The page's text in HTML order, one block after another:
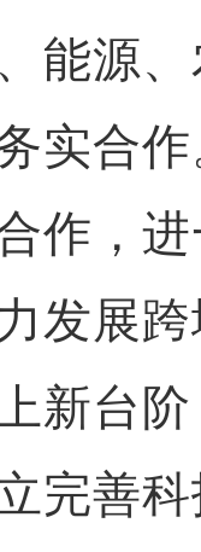
能源
实合
作，
发展
新台
完善